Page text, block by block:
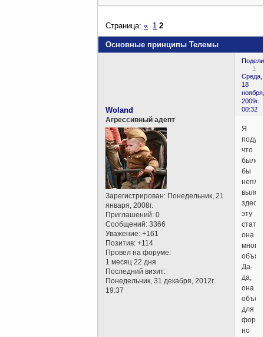
Основные принципы Телемы
Страница:« 1 2
1
Среда,
18
ноября,
2009г.
00:32
Woland
Агрессивный адепт
Зарегистрирован: Понедельник, 21
января, 2008г.
Приглашений: 0
Сообщений: 3366
Уважение: +161
Позитив: +114
Провел на форуме:
1 месяц 22 дня
Последний визит:
Понедельник, 31 декабря, 2012г.
19:37
Я
что
было
бы
здесь
эту
она
Да-
да,
она
для
но